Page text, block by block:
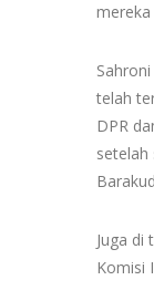
telah
DPR
setelah
Juga
Komisi